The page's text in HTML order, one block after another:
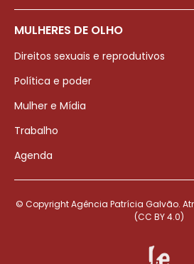
MULHERES DE OLHO
Direitos sexuais e reprodutivos
Política e poder
Mulher e Mídia
Trabalho
Agenda
© Copyright Agência Patrícia Galvão.
(CC BY 4.0)